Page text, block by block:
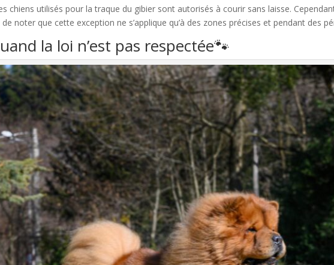
chiens utilisés pour la traque du gibier sont autorisés à courir sans laisse.
noter que cette exception ne s’applique qu’à des zones précises et pendant des
la loi n’est pas respectée🐾​​